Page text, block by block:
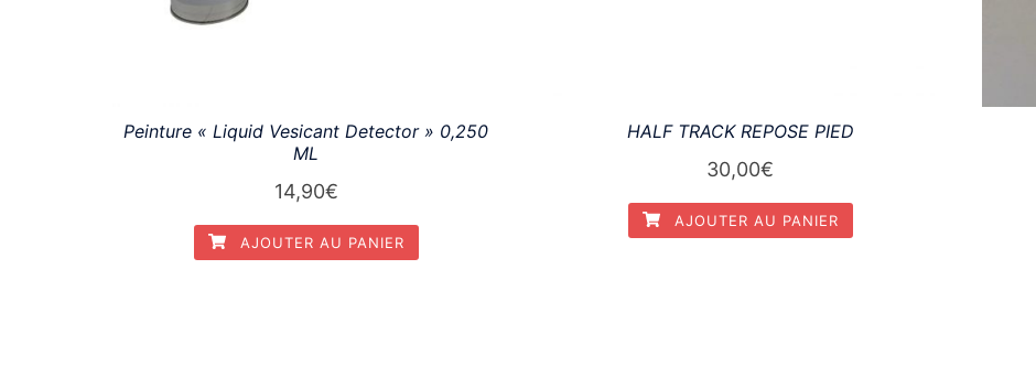
Peinture « Liquid Vesicant Detector » 0,250
ML
14,90€
AJOUTER AU PANIER
HALF TRACK REPOSE PIED
30,00€
AJOUTER AU PANIER